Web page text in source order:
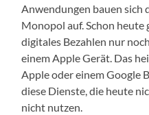
Anwendungen bauen sich
Monopol auf. Schon heute
digitales Bezahlen nur
einem Apple Gerät. Das
Apple oder einem Google
diese Dienste, die heute
nicht nutzen.